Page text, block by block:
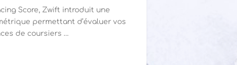
Score, Zwift introduit une
permettant d’évaluer vos
de coursiers …